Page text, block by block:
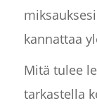
kannattaa
Mitä tulee
tarkastella